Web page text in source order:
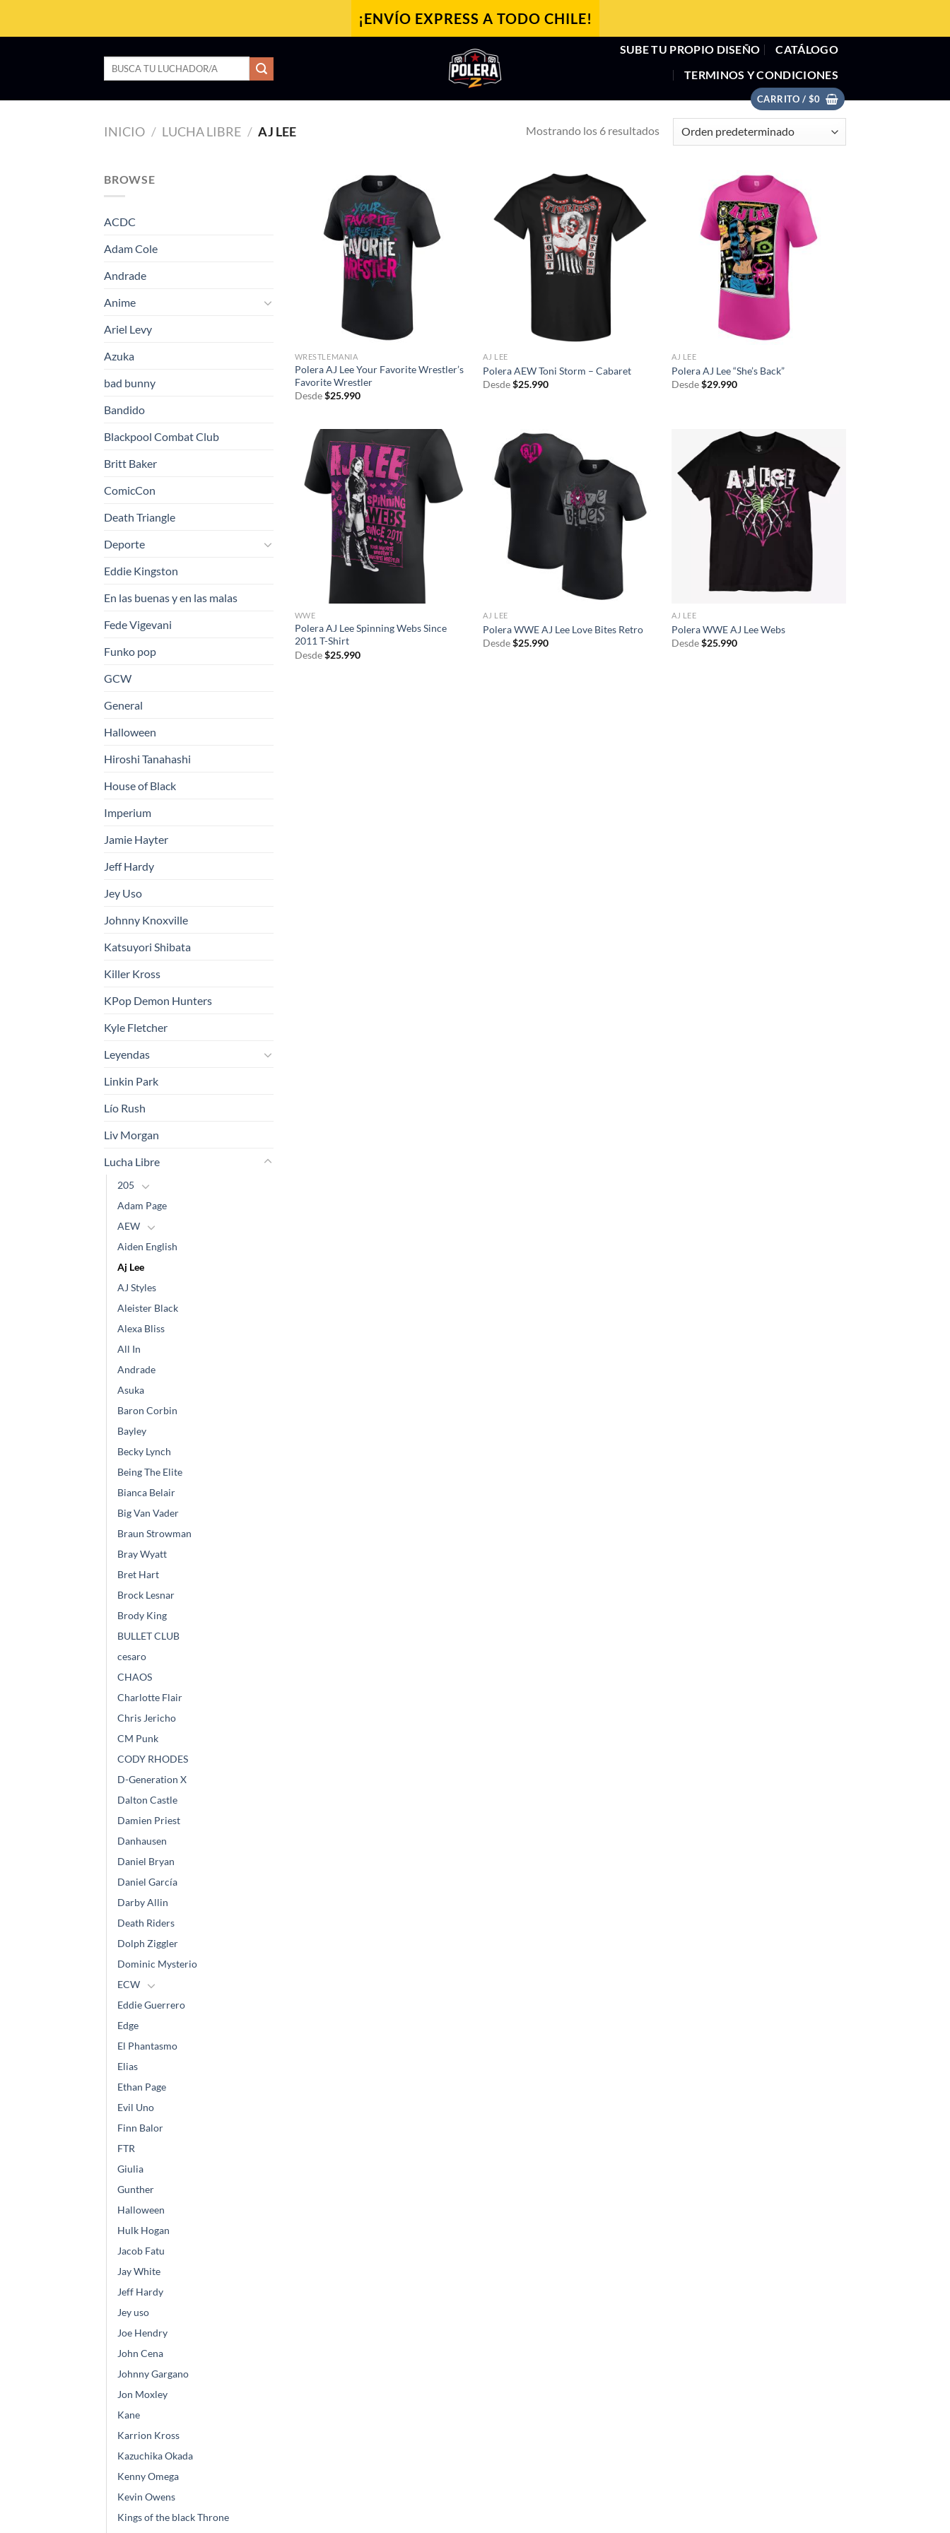
¡ENVÍO EXPRESS A TODO CHILE!
Buscar
SUBE TU PROPIO DISEÑO
CATÁLOGO
TERMINOS Y CONDICIONES
CARRITO / $0
INICIO / LUCHA LIBRE / AJ LEE Mostrando los 6 resultados
BROWSE
ACDC
Adam Cole
Andrade
Anime
Ariel Levy
Azuka
bad bunny
Bandido
Blackpool Combat Club
Britt Baker
ComicCon
Death Triangle
Deporte
Eddie Kingston
En las buenas y en las malas
Fede Vigevani
Funko pop
GCW
General
Halloween
Hiroshi Tanahashi
House of Black
Imperium
Jamie Hayter
Jeff Hardy
Jey Uso
Johnny Knoxville
Katsuyori Shibata
Killer Kross
KPop Demon Hunters
Kyle Fletcher
Leyendas
Linkin Park
Lío Rush
Liv Morgan
Lucha Libre
205
Adam Page
AEW
Aiden English
Aj Lee
AJ Styles
Aleister Black
Alexa Bliss
All In
Andrade
Asuka
Baron Corbin
Bayley
Becky Lynch
Being The Elite
Bianca Belair
Big Van Vader
Braun Strowman
Bray Wyatt
Bret Hart
Brock Lesnar
Brody King
BULLET CLUB
cesaro
CHAOS
Charlotte Flair
Chris Jericho
CM Punk
CODY RHODES
D-Generation X
Dalton Castle
Damien Priest
Danhausen
Daniel Bryan
Daniel García
Darby Allin
Death Riders
Dolph Ziggler
Dominic Mysterio
ECW
Eddie Guerrero
Edge
El Phantasmo
Elias
Ethan Page
Evil Uno
Finn Balor
FTR
Giulia
Gunther
Halloween
Hulk Hogan
Jacob Fatu
Jay White
Jeff Hardy
Jey uso
Joe Hendry
John Cena
Johnny Gargano
Jon Moxley
Kane
Karrion Kross
Kazuchika Okada
Kenny Omega
Kevin Owens
Kings of the black Throne
WRESTLEMANIA
Polera AJ Lee Your Favorite Wrestler’s
Favorite Wrestler
Desde$25.990
AJ LEE
Polera AEW Toni Storm – Cabaret
Desde $25.990
AJ LEE
Polera AJ Lee “She’s Back”
Desde$29.990
WWE
Polera AJ Lee Spinning Webs Since
2011 T-Shirt
Desde$25.990
AJ LEE
Polera WWE AJ Lee Love Bites Retro
Desde $25.990
AJ LEE
Polera WWE AJ Lee Webs
Desde$25.990